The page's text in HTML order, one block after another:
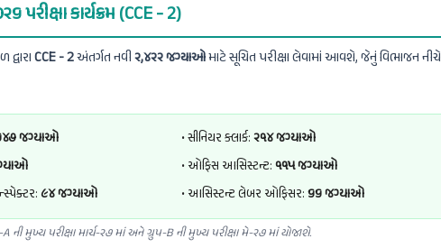
પરીક્ષા કાર્યક્રમ (CCE - 2)
CCE - 2અંતર્ગત નવી૨,૪૨૨ જગ્યાઓમાટે સૂચિત પરીક્ષા લેવામાં આવશે, જેનું વિભાજન નીચે
જગ્યાઓ • સીનિયર ક્લાર્ક:૨૧૪ જગ્યાઓ
• ઓફિસ આસિસ્ટન્ટ:૧૧૫ જગ્યાઓ
૯૪ જગ્યાઓ • આસિસ્ટન્ટ લેબર ઓફિસર:૬૬ જગ્યાઓ
ની મુખ્ય પરીક્ષા માર્ચ-૨૭ માં અને ગ્રુપ-B ની મુખ્ય પરીક્ષા મે-૨૭ માં યોજાશે.